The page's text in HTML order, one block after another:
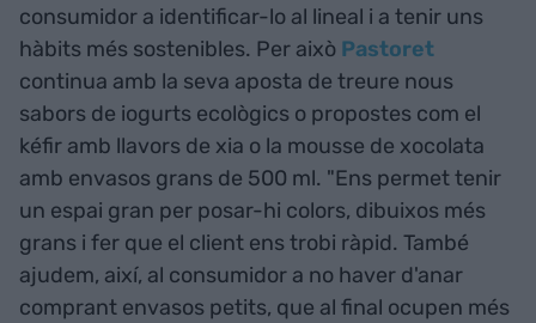
consumidor a identificar-lo al lineal i a tenir uns
hàbits més sostenibles. Per això Pastoret
continua amb la seva aposta de treure nous
sabors de iogurts ecològics o propostes com el
kéfir amb llavors de xia o la mousse de xocolata
amb envasos grans de 500 ml. "Ens permet tenir
un espai gran per posar-hi colors, dibuixos més
grans i fer que el client ens trobi ràpid. També
ajudem, així, al consumidor a no haver d'anar
comprant envasos petits, que al final ocupen més